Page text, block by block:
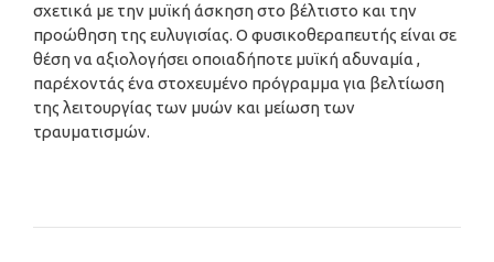
σχετικά με την μυϊκή άσκηση στο βέλτιστο και την
προώθηση της ευλυγισίας. Ο φυσικοθεραπευτής είναι σε
θέση να αξιολογήσει οποιαδήποτε μυϊκή αδυναμία ,
παρέχοντάς ένα στοχευμένο πρόγραμμα για βελτίωση
της λειτουργίας των μυών και μείωση των
τραυματισμών.